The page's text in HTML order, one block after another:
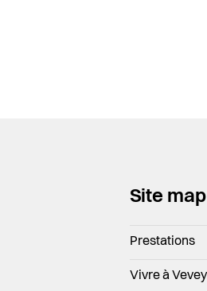
Site map
Prestations
Vivre à Vevey